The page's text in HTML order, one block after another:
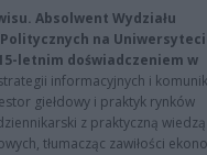
Absolwent Wydziału
na
letnim doświadczeniem w
informacyjnych i
giełdowy i praktyk rynków
z praktyczną
tłumacząc zawiłości